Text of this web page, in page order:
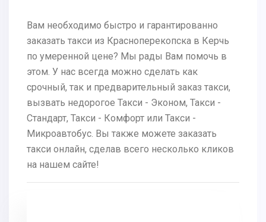
Вам необходимо быстро и гарантированно
заказать такси из Красноперекопска в Керчь
по умеренной цене? Мы рады Вам помочь в
этом. У нас всегда можно сделать как
срочный, так и предварительный заказ такси,
вызвать недорогое Такси - Эконом, Такси -
Стандарт, Такси - Комфорт или Такси -
Микроавтобус. Вы также можете заказать
такси онлайн, сделав всего несколько кликов
на нашем сайте!